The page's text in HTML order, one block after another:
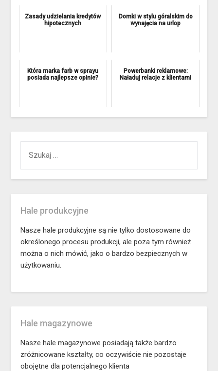
Zasady udzielania kredytów
hipotecznych
Domki w stylu góralskim do
wynajęcia na urlop
Która marka farb w sprayu
posiada najlepsze opinie?
Powerbanki reklamowe:
Naładuj relacje z klientami
Hale produkcyjne
Nasze hale produkcyjne są nie tylko dostosowane do
określonego procesu produkcji, ale poza tym również
można o nich mówić, jako o bardzo bezpiecznych w
użytkowaniu.
Hale magazynowe
Nasze hale magazynowe posiadają także bardzo
zróżnicowane kształty, co oczywiście nie pozostaje
obojętne dla potencjalnego klienta